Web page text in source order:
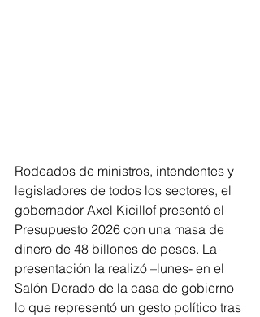
Rodeados de ministros, intendentes y
legisladores de todos los sectores, el
gobernador Axel Kicillof presentó el
Presupuesto 2026 con una masa de
dinero de 48 billones de pesos. La
presentación la realizó –lunes- en el
Salón Dorado de la casa de gobierno
lo que representó un gesto político tras